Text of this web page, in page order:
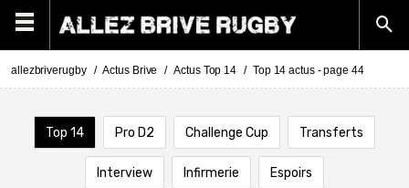
allezbriverugby Actus Brive Actus Top 14 Top 14 actus - page 44
Top 14 Pro D2 Challenge Cup Transferts
Interview Infirmerie Espoirs